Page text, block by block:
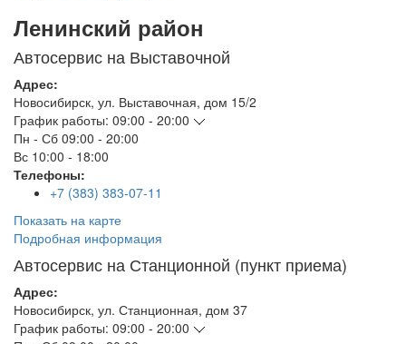
Ленинский район
Автосервис на Выставочной
Адрес:
Новосибирск, ул. Выставочная, дом 15/2
График работы: 09:00 - 20:00
Пн - Сб 09:00 - 20:00
Вс 10:00 - 18:00
Телефоны:
+7 (383) 383-07-11
Показать на карте
Подробная информация
Автосервис на Станционной (пункт приема)
Адрес:
Новосибирск, ул. Станционная, дом 37
График работы: 09:00 - 20:00